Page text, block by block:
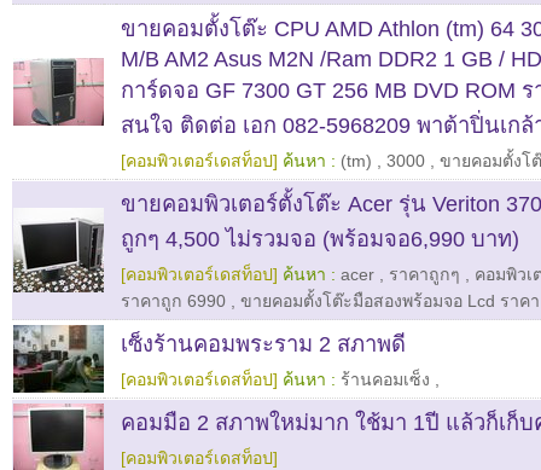
ขายคอมตั้งโต๊ะ CPU AMD Athlon (tm) 64
M/B AM2 Asus M2N /Ram DDR2 1 GB /
การ์ดจอ GF 7300 GT 256 MB DVD ROM
สนใจ ติดต่อ เอก 082-5968209 พาต้าปิ่นเกล้
[คอมพิวเตอร์เดสท็อป] ค้นหา : (tm) 3000 ขายคอมตั้งโ
ขายคอมพิวเตอร์ตั้งโต๊ะ Acer รุ่น Veriton
ถูกๆ 4,500 ไม่รวมจอ (พร้อมจอ6,990 บาท)
[คอมพิวเตอร์เดสท็อป] ค้นหา : acer ราคาถูกๆ
คอมพิวเ
ราคาถูก 6990
ขายคอมตั้งโต๊ะมือสองพร้อมจอ Lcd ราค
เซ็งร้านคอมพระราม 2 สภาพดี
[คอมพิวเตอร์เดสท็อป] ค้นหา : ร้านคอมเซ็ง
คอมมือ 2 สภาพใหม่มาก ใช้มา 1ปี แล้วก็เก็บ
[คอมพิวเตอร์เดสท็อป]